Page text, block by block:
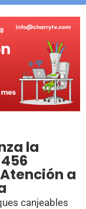
la
a
canjeables